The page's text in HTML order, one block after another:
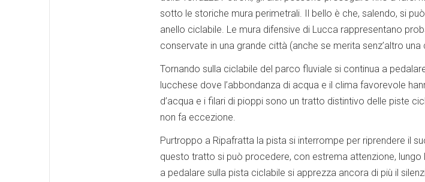
sotto le storiche mura perimetrali. Il bello è che, salendo, si
anello ciclabile. Le mura difensive di Lucca rappresentano
conservate in una grande città (anche se merita senz’altro una
Tornando sulla ciclabile del parco fluviale si continua a
lucchese dove l’abbondanza di acqua e il clima favorevole
d’acqua e i filari di pioppi sono un tratto distintivo delle piste
non fa eccezione.
Purtroppo a Ripafratta la pista si interrompe per riprendere il
questo tratto si può procedere, con estrema attenzione,
a pedalare sulla pista ciclabile si apprezza ancora di più il